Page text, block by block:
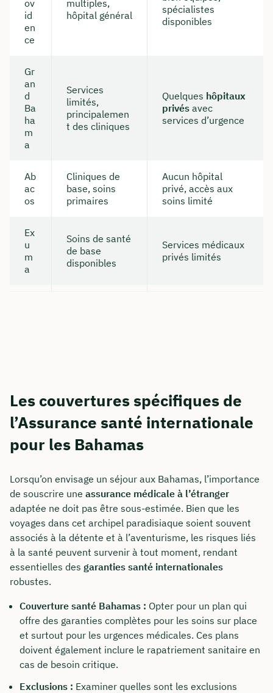
ov
id
en
ce
multiples,
hôpital général
spécialistes
disponibles
Gr
an
d
Ba
ha
m
a
Services
limités,
principalemen
t des cliniques
Quelques hôpitaux
privés avec
services d’urgence
Ab
ac
os
Cliniques de
base, soins
primaires
Aucun hôpital
privé, accès aux
soins limité
Ex
u
m
a
Soins de santé
de base
disponibles
Services médicaux
privés limités
Les couvertures spécifiques de
l’Assurance santé internationale
pour les Bahamas
Lorsqu’on envisage un séjour aux Bahamas, l’importance
de souscrire une assurance médicale à l’étranger
adaptée ne doit pas être sous-estimée. Bien que les
voyages dans cet archipel paradisiaque soient souvent
associés à la détente et à l’aventurisme, les risques liés
à la santé peuvent survenir à tout moment, rendant
essentielles des garanties santé internationales
robustes.
Couverture santé Bahamas : Opter pour un plan qui
offre des garanties complètes pour les soins sur place
et surtout pour les urgences médicales. Ces plans
doivent également inclure le rapatriement sanitaire en
cas de besoin critique.
Exclusions : Examiner quelles sont les exclusions
Ou réservez une réunion web gratuite
Apprenez à nous connaître personnellement,
en direct et en couleur